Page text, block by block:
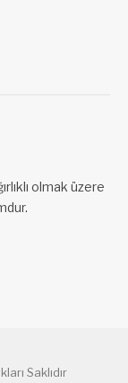
olmak üzere
Saklıdır